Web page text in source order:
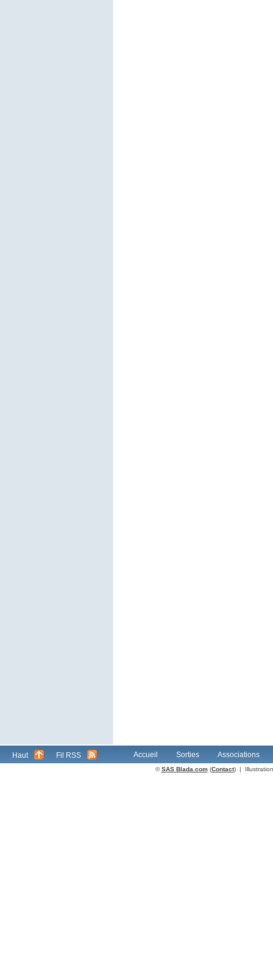
Haut Fil RSS Accueil Sorties Associations
©SAS Blada.com(Contact) |